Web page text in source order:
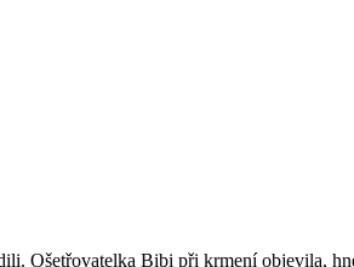
Ošetřovatelka Bibi při krmení objevila,